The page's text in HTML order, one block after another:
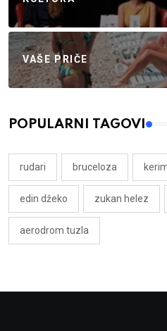
VAŠE PRIČE
POPULARNI TAGOVI
rudari bruceloza
edin džeko zukan helez
aerodrom tuzla